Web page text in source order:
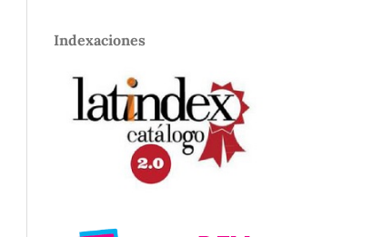
Indexaciones